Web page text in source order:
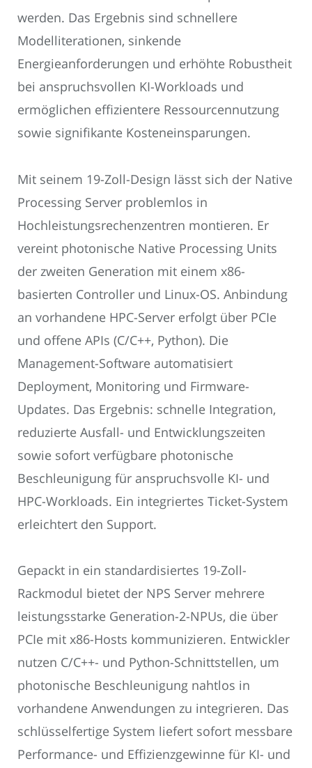
werden. Das Ergebnis sind schnellere
Modelliterationen, sinkende
Energieanforderungen und erhöhte Robustheit
bei anspruchsvollen KI-Workloads und
ermöglichen effizientere Ressourcennutzung
sowie signifikante Kosteneinsparungen.
Mit seinem 19-Zoll-Design lässt sich der Native
Processing Server problemlos in
Hochleistungsrechenzentren montieren. Er
vereint photonische Native Processing Units
der zweiten Generation mit einem x86-
basierten Controller und Linux-OS. Anbindung
an vorhandene HPC-Server erfolgt über PCIe
und offene APIs (C/C++, Python). Die
Management-Software automatisiert
Deployment, Monitoring und Firmware-
Updates. Das Ergebnis: schnelle Integration,
reduzierte Ausfall- und Entwicklungszeiten
sowie sofort verfügbare photonische
Beschleunigung für anspruchsvolle KI- und
HPC-Workloads. Ein integriertes Ticket-System
erleichtert den Support.
Gepackt in ein standardisiertes 19-Zoll-
Rackmodul bietet der NPS Server mehrere
leistungsstarke Generation-2-NPUs, die über
PCIe mit x86-Hosts kommunizieren. Entwickler
nutzen C/C++- und Python-Schnittstellen, um
photonische Beschleunigung nahtlos in
vorhandene Anwendungen zu integrieren. Das
schlüsselfertige System liefert sofort messbare
Performance- und Effizienzgewinne für KI- und